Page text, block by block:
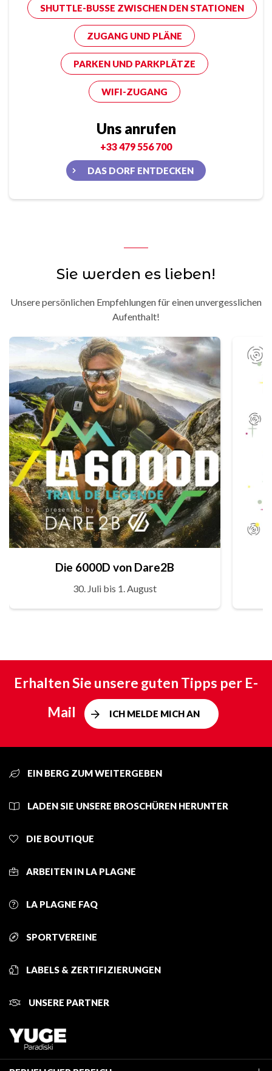
SHUTTLE-BUSSE ZWISCHEN DEN STATIONEN
ZUGANG UND PLÄNE
PARKEN UND PARKPLÄTZE
WIFI-ZUGANG
Uns anrufen
+33 479 556 700
DAS DORF ENTDECKEN
Sie werden es lieben!
Unsere persönlichen Empfehlungen für einen unvergesslichen
Aufenthalt!
Die 6000D von Dare2B
30. Juli bis 1. August
Erhalten Sie unsere guten Tipps per E-
Mail
ICH MELDE MICH AN
EIN BERG ZUM WEITERGEBEN
LADEN SIE UNSERE BROSCHÜREN HERUNTER
DIE BOUTIQUE
ARBEITEN IN LA PLAGNE
LA PLAGNE FAQ
SPORTVEREINE
LABELS & ZERTIFIZIERUNGEN
UNSERE PARTNER